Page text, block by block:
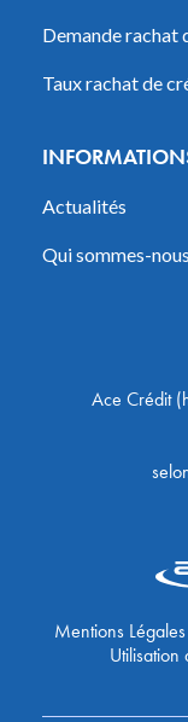
Demande rachat
Taux rachat de
Actualités
Qui sommes-
Ace Crédit(
Mentions Légales
Utilisation